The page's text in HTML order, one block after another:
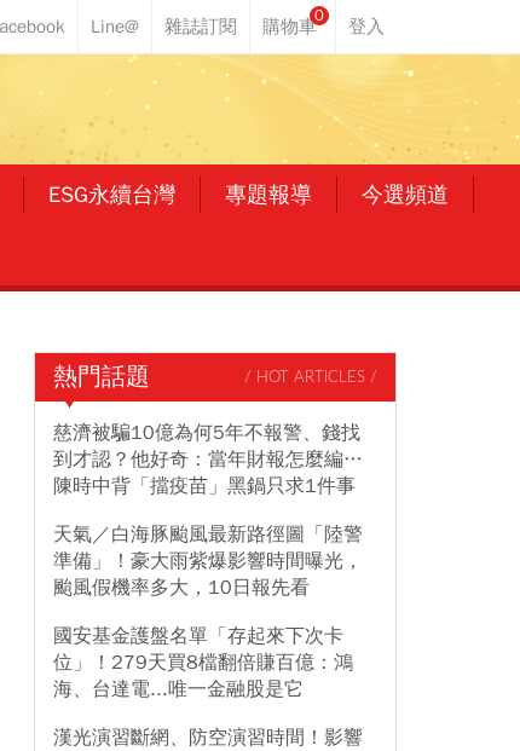
0
ESG永續台灣 專題報導 今選頻道
熱門話題 / HOT ARTICLES /
慈濟被騙10億為何5年不報警、錢找
到才認？他好奇：當年財報怎麼編…
陳時中背「擋疫苗」黑鍋只求1件事
天氣／白海豚颱風最新路徑圖「陸警
準備」！豪大雨紫爆影響時間曝光，
颱風假機率多大，10日報先看
國安基金護盤名單「存起來下次卡
位」！279天買8檔翻倍賺百億：鴻
海、台達電...唯一金融股是它
漢光演習斷網、防空演習時間！影響